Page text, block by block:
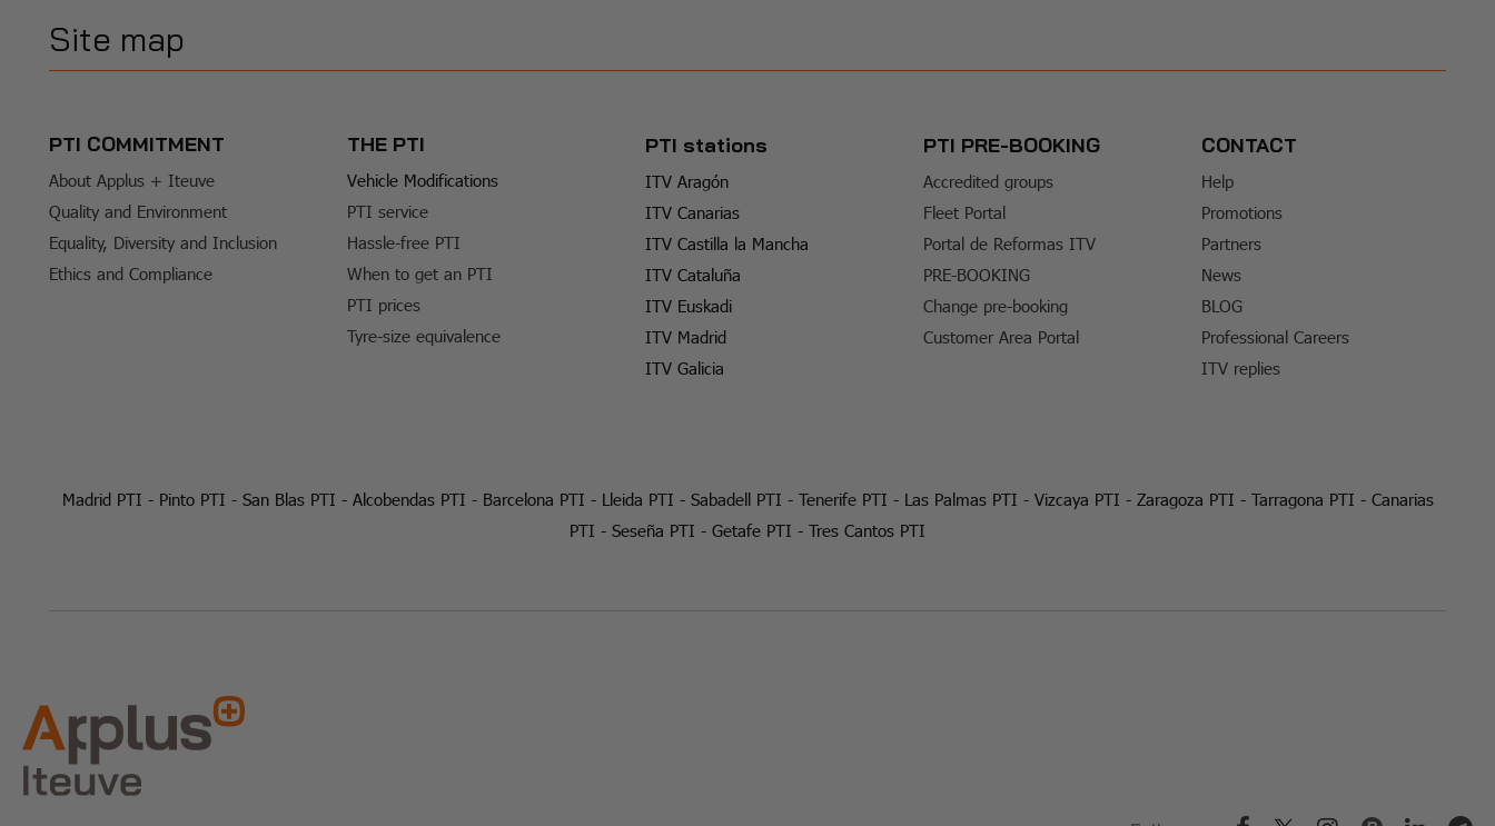
Site map
PTI COMMITMENT
About Applus + Iteuve
Quality and Environment
Equality, Diversity and Inclusion
Ethics and Compliance
THE PTI
Vehicle Modifications
PTI service
Hassle-free PTI
When to get an PTI
PTI prices
Tyre-size equivalence
PTI stations
ITV Aragón
ITV Canarias
ITV Castilla la Mancha
ITV Cataluña
ITV Euskadi
ITV Madrid
ITV Galicia
PTI PRE-BOOKING
Accredited groups
Fleet Portal
Portal de Reformas ITV
PRE-BOOKING
Change pre-booking
Customer Area Portal
CONTACT
Help
Promotions
Partners
News
BLOG
Professional Careers
ITV replies
Madrid PTI - Pinto PTI - San Blas PTI - Alcobendas PTI - Barcelona PTI - Lleida PTI - Sabadell PTI - Tenerife PTI - Las Palmas PTI - Vizcaya PTI - Zaragoza PTI - Tarragona PTI - Canarias
PTI - Seseña PTI - Getafe PTI - Tres Cantos PTI